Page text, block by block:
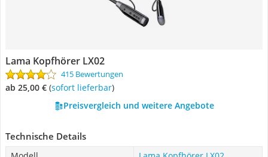
Lama Kopfhörer LX02
415 Bewertungen
ab 25,00 € ( Sofort lieferbar)
Preisvergleich und weitere Angebote
Technische Details